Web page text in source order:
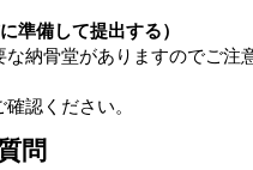
準備して提出する）
納骨堂がありますのでご注
認ください。
問